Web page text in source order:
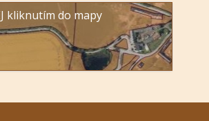
kliknutím do mapy